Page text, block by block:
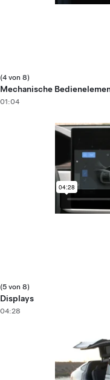
(4 von 8)
Mechanische
01:04
(5 von 8)
Displays
04:28